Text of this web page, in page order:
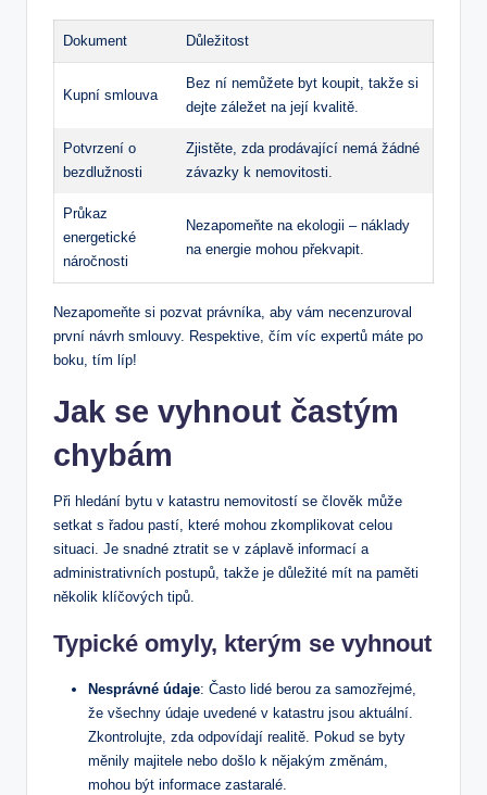
Dokument Důležitost
Kupní smlouva
Bez ní ‍nemůžete ⁤byt koupit, takže si
dejte záležet na její kvalitě.
Potvrzení o
bezdlužnosti
Zjistěte, zda prodávající nemá žádné​
závazky k⁣ nemovitosti.
Průkaz
energetické
náročnosti
Nezapomeňte na ⁤ekologii – náklady
na energie ​mohou překvapit.
Nezapomeňte si‍ pozvat právníka, ‍aby vám necenzuroval
⁤první návrh smlouvy. Respektive, čím‌ víc expertů máte po
boku, tím líp!
Jak se vyhnout častým
chybám
Při ⁤hledání bytu v katastru nemovitostí se člověk může
setkat s řadou ‍pastí,⁤ které mohou ⁢zkompliko­vat celou
situaci.⁤ Je snadné ztratit se v záplavě informací a
‌administrativních⁣ postupů,⁢ takže je důležité mít na⁢ paměti
několik klíčových‍ tipů.
Typické ‍omyly, kterým se⁣ vyhnout
Nesprávné ‍údaje: Často ⁣lidé berou za samozřejmé,
že všechny údaje uvedené‌ v katastru jsou aktuální.​
Zkontrolujte, zda odpovídají⁢ realitě.‍ Pokud ⁤se byty
měnily majitele nebo došlo k nějakým změnám,
mohou být ⁣informace zastaralé.